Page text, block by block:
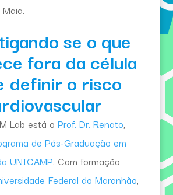
se o que
fora da célula
definir o risco
Lab está o Prof. Dr. Renato,
de Pós-Graduação em
UNICAMP. Com formação
Federal do Maranhão,